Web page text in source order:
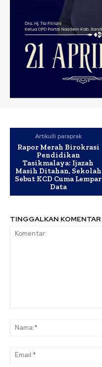
Artikulli paraprak
Rapor Merah Birokrasi
Pendidikan
Tasikmalaya: Ijazah
Masih Ditahan, Sekolah
Sebut KCD Cuma Lempar
Data
TINGGALKAN KOMENTAR